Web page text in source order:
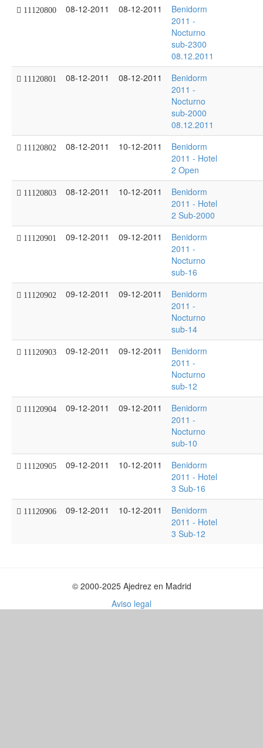
11120800 08-12-2011 08-12-2011
Benidorm
2011 -
Nocturno
sub-2300
08.12.2011
11120801 08-12-2011 08-12-2011
Benidorm
2011 -
Nocturno
sub-2000
08.12.2011
11120802 08-12-2011 10-12-2011
Benidorm
2011 - Hotel
2 Open
11120803 08-12-2011 10-12-2011
Benidorm
2011 - Hotel
2 Sub-2000
11120901 09-12-2011 09-12-2011
Benidorm
2011 -
Nocturno
sub-16
11120902 09-12-2011 09-12-2011
Benidorm
2011 -
Nocturno
sub-14
11120903 09-12-2011 09-12-2011
Benidorm
2011 -
Nocturno
sub-12
11120904 09-12-2011 09-12-2011
Benidorm
2011 -
Nocturno
sub-10
11120905 09-12-2011 10-12-2011
Benidorm
2011 - Hotel
3 Sub-16
11120906 09-12-2011 10-12-2011
Benidorm
2011 - Hotel
3 Sub-12
© 2000-2025 Ajedrez en Madrid
Aviso legal